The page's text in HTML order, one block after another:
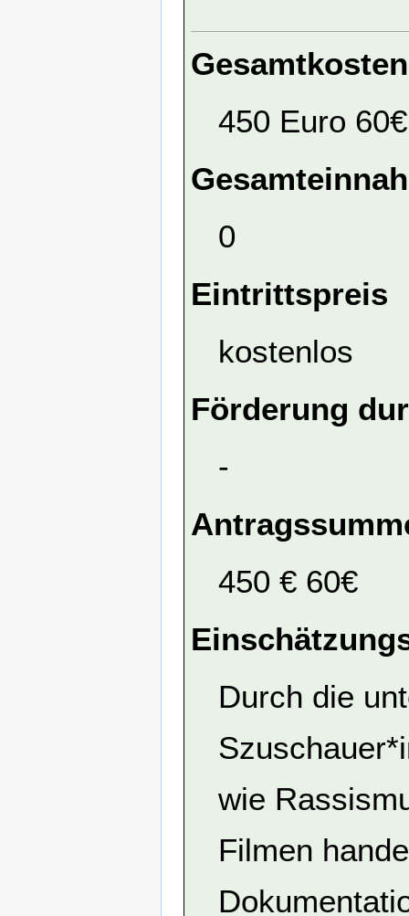
Gesamtkosten
450 Euro 60€
0
Eintrittspreis
kostenlos
Förderung
-
450 € 60€
Durch die
wie
Filmen